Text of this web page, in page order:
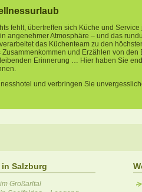
fehlt, übertreffen sich Küche und Service
angenehmer Atmosphäre – und das
das Küchenteam zu den
und Erzählen von den
Erinnerung … Hier haben Sie
und verbringen Sie
Salzburg
Großarltal